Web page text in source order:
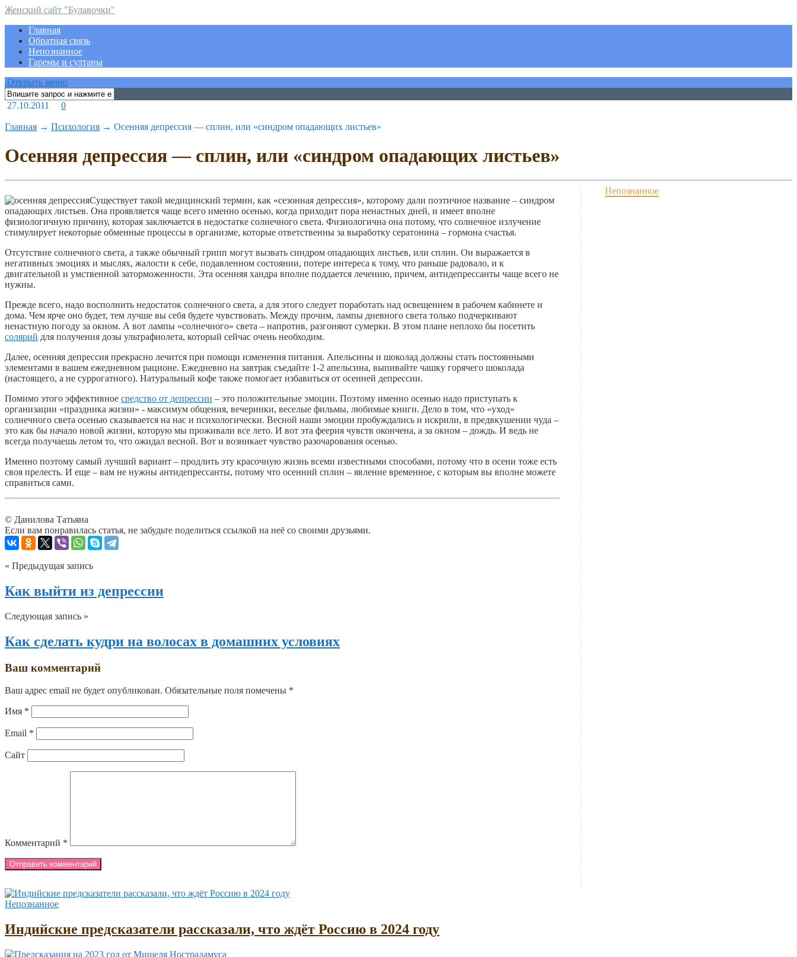
Женский сайт "Булавочки"
Главная
Обратная связь
Непознанное
Гаремы и султаны
Открыть меню
27.10.2011 0
Главная → Психология → Осенняя депрессия — сплин, или «синдром опадающих листьев»
Осенняя депрессия — сплин, или «синдром опадающих листьев»
Существует такой медицинский термин, как «сезонная депрессия», которому дали поэтичное название – синдром
опадающих листьев. Она проявляется чаще всего именно осенью, когда приходит пора ненастных дней, и имеет вполне
физиологичную причину, которая заключается в недостатке солнечного света. Физиологична она потому, что солнечное излучение
стимулирует некоторые обменные процессы в организме, которые ответственны за выработку сератонина – гормона счастья.
Отсутствие солнечного света, а также обычный грипп могут вызвать синдром опадающих листьев, или сплин. Он выражается в
негативных эмоциях и мыслях, жалости к себе, подавленном состоянии, потере интереса к тому, что раньше радовало, и к
двигательной и умственной заторможенности. Эта осенняя хандра вполне поддается лечению, причем, антидепрессанты чаще всего не
нужны.
Прежде всего, надо восполнить недостаток солнечного света, а для этого следует поработать над освещением в рабочем кабинете и
дома. Чем ярче оно будет, тем лучше вы себя будете чувствовать. Между прочим, лампы дневного света только подчеркивают
ненастную погоду за окном. А вот лампы «солнечного» света – напротив, разгоняют сумерки. В этом плане неплохо бы посетить
солярий для получения дозы ультрафиолета, который сейчас очень необходим.
Далее, осенняя депрессия прекрасно лечится при помощи изменения питания. Апельсины и шоколад должны стать постоянными
элементами в вашем ежедневном рационе. Ежедневно на завтрак съедайте 1-2 апельсина, выпивайте чашку горячего шоколада
(настоящего, а не суррогатного). Натуральный кофе также помогает избавиться от осенней депрессии.
Помимо этого эффективное средство от депрессии – это положительные эмоции. Поэтому именно осенью надо приступать к
организации «праздника жизни» - максимум общения, вечеринки, веселые фильмы, любимые книги. Дело в том, что «уход»
солнечного света осенью сказывается на нас и психологически. Весной наши эмоции пробуждались и искрили, в предвкушении чуда –
это как бы начало новой жизни, которую мы проживали все лето. И вот эта феерия чувств окончена, а за окном – дождь. И ведь не
всегда получаешь летом то, что ожидал весной. Вот и возникает чувство разочарования осенью.
Именно поэтому самый лучший вариант – продлить эту красочную жизнь всеми известными способами, потому что в осени тоже есть
своя прелесть. И еще – вам не нужны антидепрессанты, потому что осенний сплин – явление временное, с которым вы вполне можете
справиться сами.
© Данилова Татьяна
Если вам понравилась статья, не забудьте поделиться ссылкой на неё со своими друзьями.
« Предыдущая запись
Как выйти из депрессии
Следующая запись »
Как сделать кудри на волосах в домашних условиях
Ваш комментарий
Ваш адрес email не будет опубликован. Обязательные поля помечены *
Имя *
Email *
Сайт
Комментарий *
Непознанное
Непознанное
Индийские предсказатели рассказали, что ждёт Россию в 2024 году